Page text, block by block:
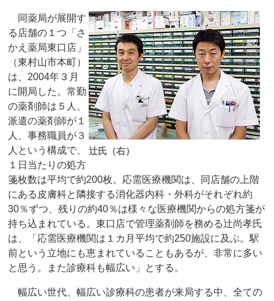
辻氏（右）
同薬局が展開す
る店舗の１つ「さ
かえ薬局東口店」
（東村山市本町）
は、2004年３月
に開局した。常勤
の薬剤師は５人、
派遣の薬剤師が１
人、事務職員が３
人という構成で、
１日当たりの処方
箋枚数は平均で約200枚。応需医療機関は、同店舗の上階
にある皮膚科と隣接する消化器内科・外科がそれぞれ約
30％ずつ、残りの約40％は様々な医療機関からの処方箋が
持ち込まれている。東口店で管理薬剤師を務める辻尚孝氏
は、「応需医療機関は１カ月平均で約250施設に及ぶ。駅
前という立地にも恵まれていることもあるが、非常に多い
と思う。また診療科も幅広い」とする。
幅広い世代、幅広い診療科の患者が来局する中、全ての